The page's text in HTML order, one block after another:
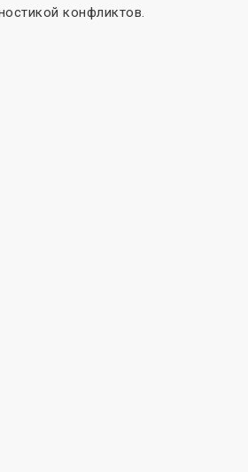
конфликтов.